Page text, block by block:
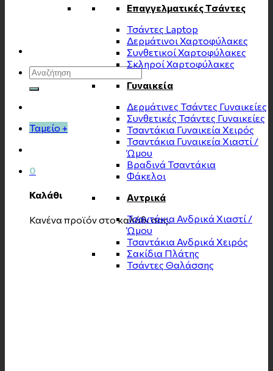
Αναζήτηση
για:
Ταμείο +
0
Καλάθι
Κανένα προϊόν στο καλάθι σας.
Επαγγελματικές Τσάντες
Τσάντες Laptop
Δερμάτινοι Χαρτοφύλακες
Συνθετικοί Χαρτοφύλακες
Σκληροί Χαρτοφύλακες
Γυναικεία
Δερμάτινες Τσάντες Γυναικείες
Συνθετικές Τσάντες Γυναικείες
Τσαντάκια Γυναικεία Χειρός
Τσαντάκια Γυναικεία Χιαστί /
Ώμου
Βραδινά Τσαντάκια
Φάκελοι
Αντρικά
Τσαντάκια Ανδρικά Χιαστί /
Ώμου
Τσαντάκια Ανδρικά Χειρός
Σακίδια Πλάτης
Τσάντες Θαλάσσης